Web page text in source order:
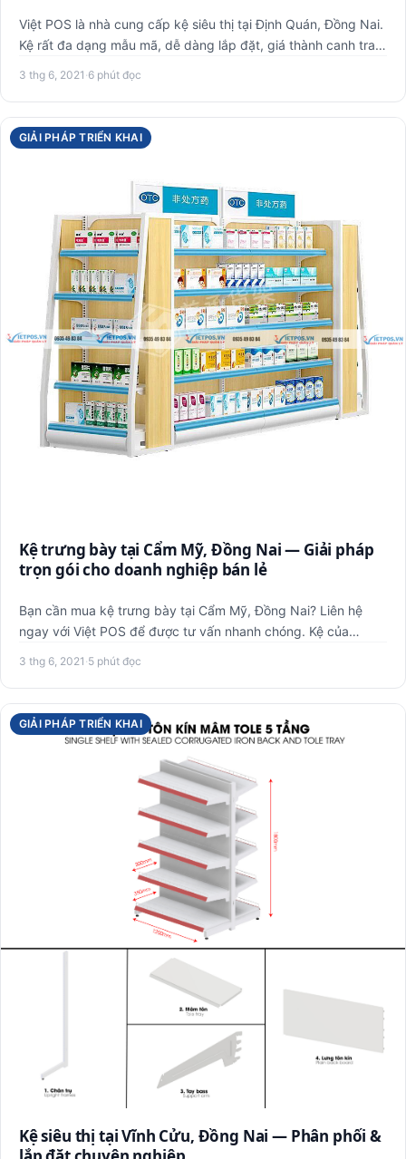
Việt POS là nhà cung cấp kệ siêu thị tại Định Quán, Đồng Nai.
Kệ rất đa dạng mẫu mã, dễ dàng lắp đặt, giá thành canh tra…
3 thg 6, 2021 ·6 phút đọc
GIẢI PHÁP TRIỂN KHAI
Kệ trưng bày tại Cẩm Mỹ, Đồng Nai — Giải pháp
trọn gói cho doanh nghiệp bán lẻ
Bạn cần mua kệ trưng bày tại Cẩm Mỹ, Đồng Nai? Liên hệ
ngay với Việt POS để được tư vấn nhanh chóng. Kệ của
3 thg 6, 2021 ·5 phút đọc
GIẢI PHÁP TRIỂN KHAI
Kệ siêu thị tại Vĩnh Cửu, Đồng Nai — Phân phối &